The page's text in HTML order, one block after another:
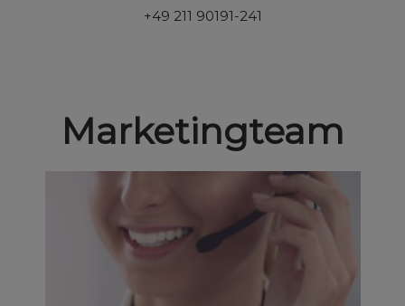
+49 211 90191-241
Marketingteam